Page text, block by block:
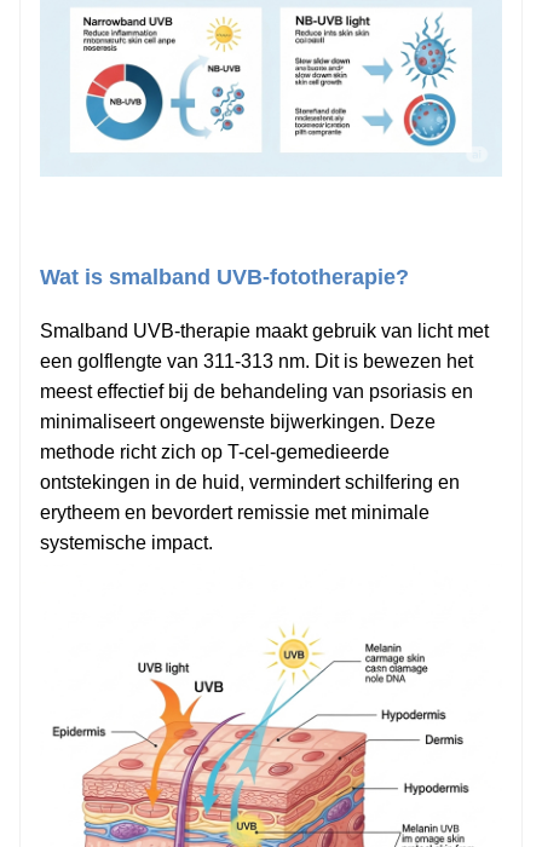
Wat is smalband UVB-fototherapie?
Smalband UVB-therapie maakt gebruik van licht met
een golflengte van 311-313 nm. Dit is bewezen het
meest effectief bij de behandeling van psoriasis en
minimaliseert ongewenste bijwerkingen. Deze
methode richt zich op T-cel-gemedieerde
ontstekingen in de huid, vermindert schilfering en
erytheem en bevordert remissie met minimale
systemische impact.